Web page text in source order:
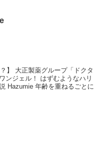
】 大正製薬グループ「ドクタ
ンジェル！ はずむようなハリ
Hazumie 年齢を重ねるごとに